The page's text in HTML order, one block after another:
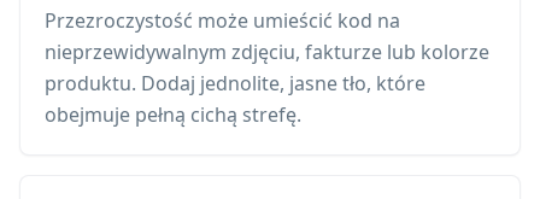
Przezroczystość może umieścić kod na
nieprzewidywalnym zdjęciu, fakturze lub kolorze
produktu. Dodaj jednolite, jasne tło, które
obejmuje pełną cichą strefę.